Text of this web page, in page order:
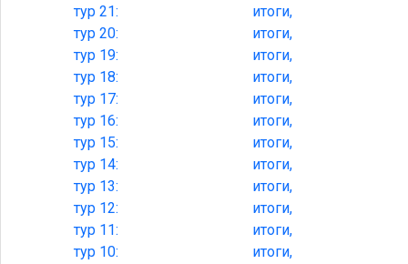
тур 21:
итоги,
тур 20:
итоги,
тур 19:
итоги,
тур 18:
итоги,
тур 17:
итоги,
тур 16:
итоги,
тур 15:
итоги,
тур 14:
итоги,
тур 13:
итоги,
тур 12:
итоги,
тур 11:
итоги,
тур 10:
итоги,